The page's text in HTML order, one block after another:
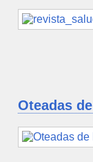
Oteadas